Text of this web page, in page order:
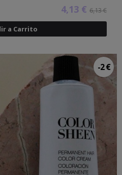
4,13 € 6,13 €
a Carrito
-2 €